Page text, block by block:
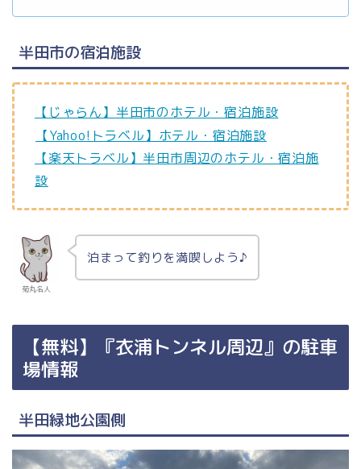
半田市の宿泊施設
【じゃらん】半田市のホテル・宿泊施設
【Yahoo!トラベル】ホテル・宿泊施設
【楽天トラベル】半田市周辺のホテル・宿泊施
設
菊丸名人
泊まって釣りを満喫しよう♪
【無料】『衣浦トンネル周辺』の駐車
場情報
半田緑地公園側